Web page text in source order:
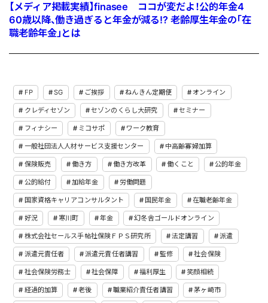
【メディア掲載実績】finasee ココが変だよ！公的年金4
60歳以降、働き過ぎると年金が減る!? 老齢厚生年金の「在
職老齢年金」とは
FP SG ご挨拶 ねんきん定期便 オンライン
クレディセゾン セゾンのくらし大研究 セミナー
フィナシー ミコサポ ワーク教育
一般社団法人人材サービス支援センター 中高齢寡婦加算
保険販売 働き方 働き方改革 働くこと 公的年金
公的給付 加給年金 労働問題
国家資格キャリアコンサルタント 国民年金 在職老齢年金
好況 寒川町 年金 幻冬舎ゴールドオンライン
株式会社セールス手帖社保険ＦＰＳ研究所 法定講習 派遣
派遣元責任者 派遣元責任者講習 監修 社会保険
社会保険労務士 社会保障 福利厚生 笑顔相続
経過的加算 老後 職業紹介責任者講習 茅ヶ崎市